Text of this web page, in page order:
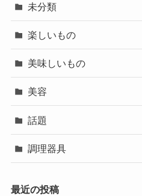
未分類
楽しいもの
美味しいもの
美容
話題
調理器具
最近の投稿